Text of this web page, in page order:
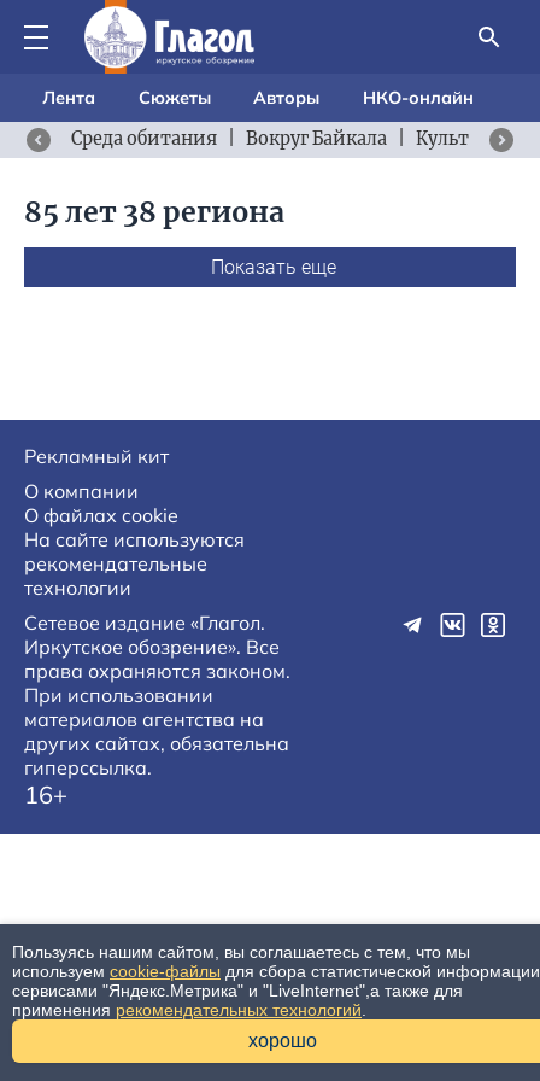
Лента Сюжеты Авторы
НКО-онлайн
Среда обитания
Вокруг Байкала Культурный
85 лет 38 региона
Показать еще
Рекламный кит
О компании
О файлах cookie
На сайте используются
рекомендательные
технологии
Сетевое издание «Глагол.
Иркутское обозрение». Все
права охраняются законом.
При использовании
материалов агентства на
других сайтах, обязательна
гиперссылка.
16+
Пользуясь нашим сайтом, вы соглашаетесь с тем, что мы
используем cookie-файлы для сбора статистической информации
сервисами "Яндекс.Метрика" и "LiveInternet",а также для
применения рекомендательных технологий
хорошо